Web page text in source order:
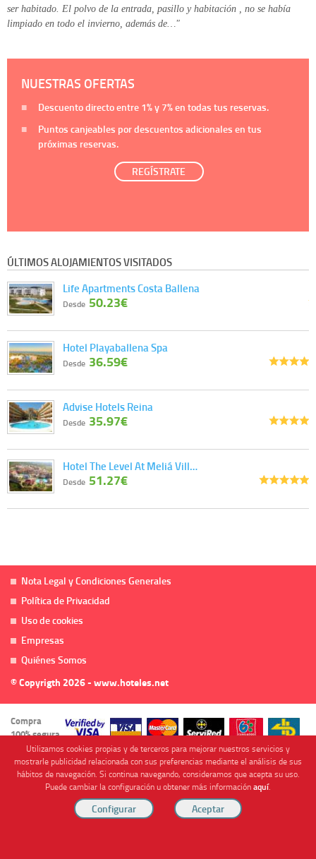
ser habitado. El polvo de la entrada, pasillo y habitación , no se había
limpiado en todo el invierno, además de…"
NUESTRAS OFERTAS
Descuento directo entre 1%y 7%en todas tus reservas.
Puntos canjeables por descuentos adicionales en tus
próximas reservas.
REGÍSTRATE
ÚLTIMOS ALOJAMIENTOS VISITADOS
Life Apartments Costa Ballena
Desde 50.23€
Hotel Playaballena Spa
Desde 36.59€
Advise Hotels Reina
Desde 35.97€
Hotel The Level At Meliá Vill…
Desde 51.27€
Nota Legal y Condiciones Generales
Política de Privacidad
Uso de cookies
Empresas
Quiénes Somos
© Copyrigth 2026 - www.hoteles.net
Compra
100% segura
Cofinanciado por
Utilizamos cookies propias y de terceros para mejorar nuestros servicios y
mostrarle publicidad relacionada con sus preferencias mediante el análisis de sus
hábitos de navegación. Si continua navegando, consideramos que acepta su uso.
Puede cambiar la configuración u obtener más informaciónaquí.